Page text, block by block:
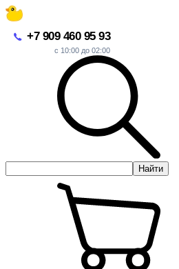
+7 909 460 95 93
с 10:00 до 02:00
Найти